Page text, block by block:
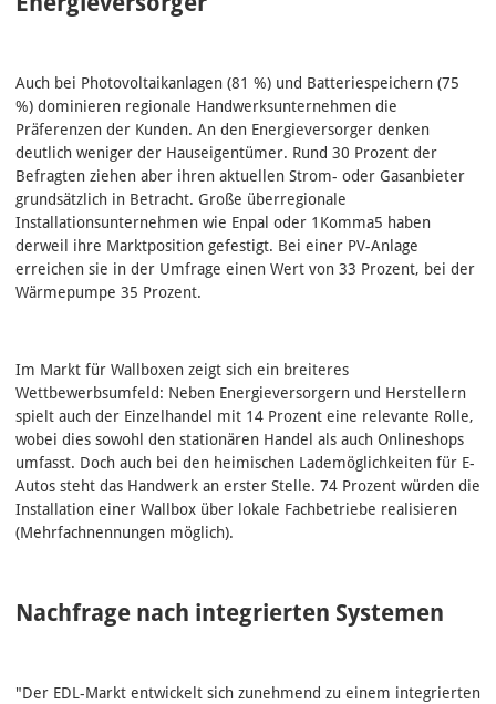
Auch bei Photovoltaikanlagen (81 %) und Batteriespeichern (75
%) dominieren regionale Handwerksunternehmen die
Präferenzen der Kunden. An den Energieversorger denken
deutlich weniger der Hauseigentümer. Rund 30 Prozent der
Befragten ziehen aber ihren aktuellen Strom- oder Gasanbieter
grundsätzlich in Betracht. Große überregionale
Installationsunternehmen wie Enpal oder 1Komma5 haben
derweil ihre Marktposition gefestigt. Bei einer PV-Anlage
erreichen sie in der Umfrage einen Wert von 33 Prozent, bei der
Wärmepumpe 35 Prozent.
Im Markt für Wallboxen zeigt sich ein breiteres
Wettbewerbsumfeld: Neben Energieversorgern und Herstellern
spielt auch der Einzelhandel mit 14 Prozent eine relevante Rolle,
wobei dies sowohl den stationären Handel als auch Onlineshops
umfasst. Doch auch bei den heimischen Lademöglichkeiten für E-
Autos steht das Handwerk an erster Stelle. 74 Prozent würden die
Installation einer Wallbox über lokale Fachbetriebe realisieren
(Mehrfachnennungen möglich).
Nachfrage nach integrierten Systemen
"Der EDL-Markt entwickelt sich zunehmend zu einem integrierten